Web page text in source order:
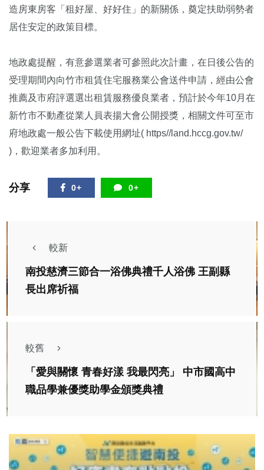
造房東房客「租好屋、好好住」的新關係，奠定扶助弱勢者
居住安定的政策目標。
地政處提醒，有意參選業者可參照此次計畫，在日後公告的
受理期間內向竹市租賃住宅服務業公會送件申請，經由公會
推薦及市府評選選出租賃服務優良業者，預計於今年10月在
新竹市不動產從業人員表揚大會公開授獎，相關文件可至市
府地政處一般公告下載使用網址( https//land.hccg.gov.tw/
)，歡迎業者多加利用。
分享 0+ 0+
較新
南投慈濟三節合一浴佛典禮千人浴佛 王副縣
長出席祈福
較舊
「愛與關懷 青春好漾 我最閃亮」 中市國高中
職品學兼優獎助學金頒獎典禮